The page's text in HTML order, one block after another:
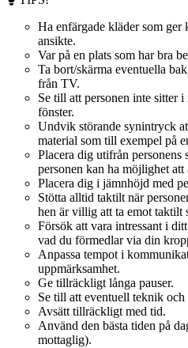
Ha enfärgade kläder som ger
ansikte.
Var på en plats som har bra
Ta bort/skärma eventuella
från TV.
Se till att personen inte sitter
fönster.
Undvik störande synintryck
material som till exempel på
Placera dig utifrån personens
personen kan ha möjlighet att
Placera dig i jämnhöjd med
Stötta alltid taktilt när
hen är villig att ta emot taktilt
Försök att vara intressant i
vad du förmedlar via din
Anpassa tempot i
uppmärksamhet.
Ge tillräckligt långa pauser.
Se till att eventuell teknik
Avsätt tillräckligt med tid.
Använd den bästa tiden på
mottaglig).